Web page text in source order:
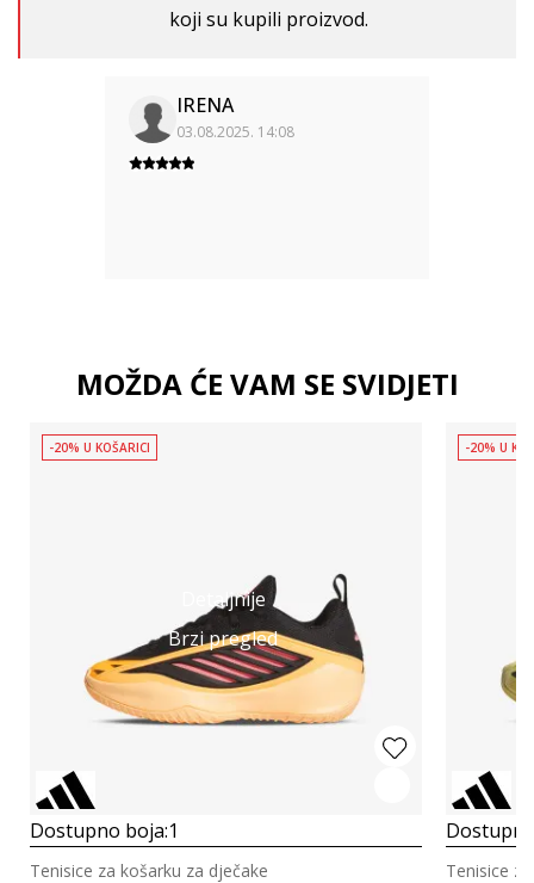
koji su kupili proizvod.
IRENA
03.08.2025. 14:08
MOŽDA ĆE VAM SE SVIDJETI
Detaljnije
Brzi pregled
-20% U KOŠARICI
Dostupno boja:1
Tenisice za košarku za dječake
-20% U
Tenisice